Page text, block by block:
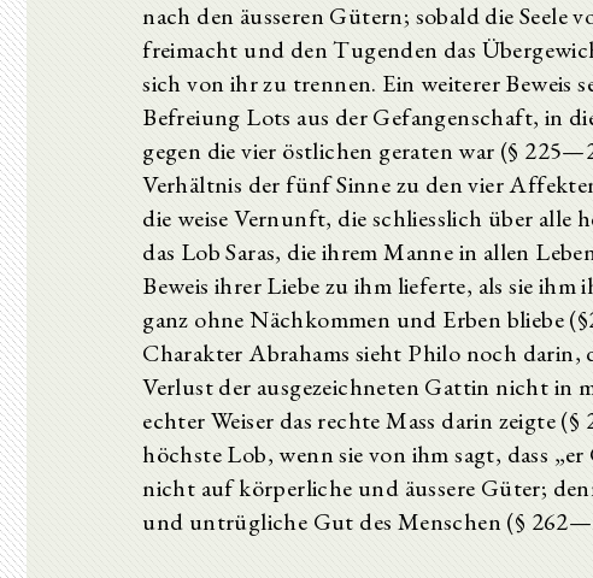
nach den äusseren Gütern; sobald die Seele
freimacht und den Tugenden das
sich von ihr zu trennen. Ein weiterer Beweis
Befreiung Lots aus der Gefangenschaft, in
gegen die vier östlichen geraten war (§
Verhältnis der fünf Sinne zu den vier
die weise Vernunft, die schliesslich über
das Lob Saras, die ihrem Manne in allen
Beweis ihrer Liebe zu ihm lieferte, als sie
ganz ohne Nächkommen und Erben bliebe
Charakter Abrahams sieht Philo noch darin,
Verlust der ausgezeichneten Gattin nicht in
echter Weiser das rechte Mass darin zeigte
höchste Lob, wenn sie von ihm sagt, dass
nicht auf körperliche und äussere Güter;
und untrügliche Gut des Menschen (§